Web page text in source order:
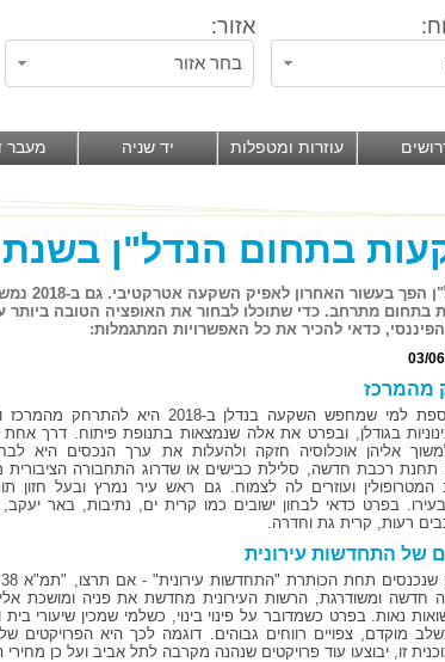
אזור:
בחר אזור
עוזרות ומטפלות יד שניה מעבר
בתחום הנדל"ן בשנת 2018
שוק
בתחום מתרחב. כדי שתוכלו לבחור את האופציה הטובה
כדאי להכיר את כל האפשרויות המתגמלות:
03/
מהמרכז
המלצה נוספת למי שמחפש השקעה בנדלן ב-2018 היא
בגודלן, ובפרט את אלה שנמצאות בתנופת פיתוח. דרך אחת
אליהן אוכלוסיה חזקה ולהעלות את ערך הנכסים היא
רכבת חדשה, סלילת כבישים או שדרוג התחבורה הציבורית
ועוזרים לה לצמוח. גם ראש עיר נמרץ ובעל חזון
בפרט כדאי לבחון ישובים כמו קרית ים, נתיבות, באר
רעות, קרית גת וחדרה.
של התחדשות עירונית
חדשה ומשודרגת, הרשות העירונית מחדשת את פניה ומושכת
נאות. בפרט כשמדובר על פינוי בינוי, כשלמי שמכין שיעורי
מוקדם, צפויים רווחים גבוהים. דוגמה לכך היא הפרויקטים של
זו, יבוצעו עוד פרויקטים שנהנה מקרבה לתל אביב ועל כן מחירי